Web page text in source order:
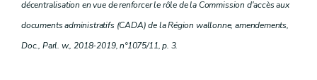
décentralisation en vue de renforcer le rôle de la Commission d'accès aux
documents administratifs (CADA) de la Région wallonne, amendements,
Doc., Parl. w., 2018-2019, n°1075/11, p. 3.